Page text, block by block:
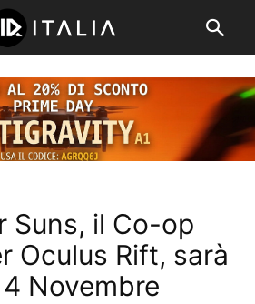
Suns, il Co-op
Oculus Rift, sarà
Novembre